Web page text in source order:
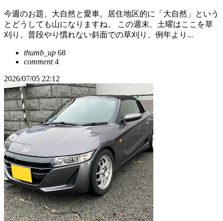
今週のお題、大自然と愛車。居住地区的に「大自然」という
とどうしても山になりますね。 この週末、土曜はここを草
刈り。普段やり慣れない斜面での草刈り、例年より...
thumb_up 68
comment4
2026/07/05 22:12